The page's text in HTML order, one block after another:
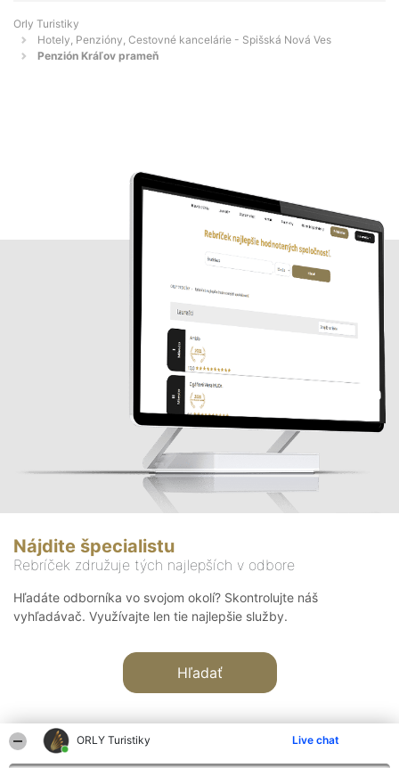
ORLY Turistiky Live chat
Orly Turistiky
Hotely, Penzióny, Cestovné kancelárie - Spišská Nová Ves
Penzión Kráľov prameň
Nájdite špecialistu
Rebríček združuje tých najlepších v odbore
Hľadáte odborníka vo svojom okolí? Skontrolujte náš
vyhľadávač. Využívajte len tie najlepšie služby.
Hľadať